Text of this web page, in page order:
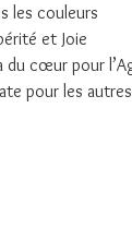
les couleurs
et Joie
du cœur pour
pour les